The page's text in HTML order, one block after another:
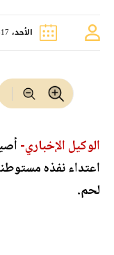
الأحد، 17-05-2026
الوكيل الإخباري-
اعتداء نفذه
لحم.